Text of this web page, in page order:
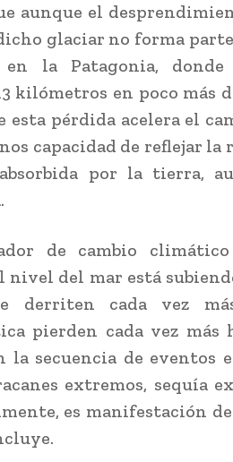
aunque el
glaciar no forma
la Patagonia, donde
kilómetros en poco más
esta pérdida acelera el
capacidad de reflejar la
por la tierra,
de cambio
nivel del mar está
derriten cada vez
pierden cada vez más
la secuencia de eventos
extremos, sequía
es manifestación